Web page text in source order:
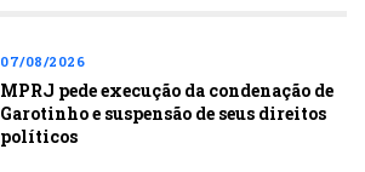
07/08/2026
MPRJ pede execução da condenação de
Garotinho e suspensão de seus direitos
políticos